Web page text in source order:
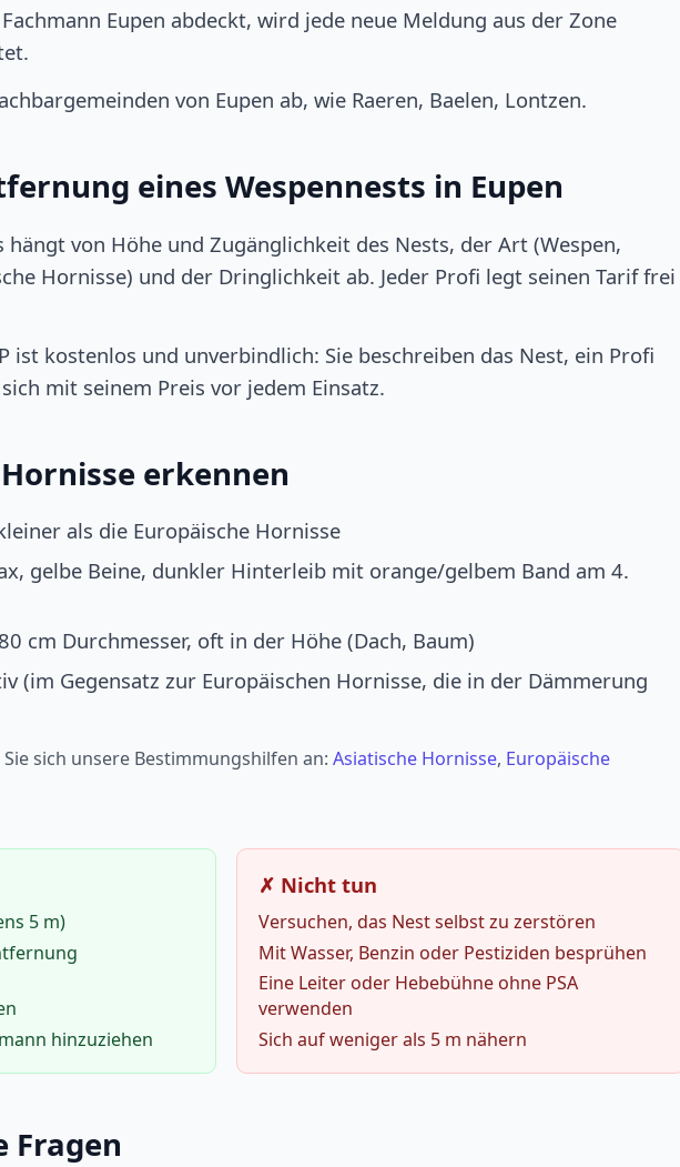
Eupen abdeckt, wird jede neue Meldung aus der Zone
von Eupen ab, wie Raeren, Baelen, Lontzen.
eines Wespennests in Eupen
hängt von Höhe und Zugänglichkeit des Nests, der Art (Wespen,
Hornisse) und der Dringlichkeit ab. Jeder Profi legt seinen Tarif frei
ist kostenlos und unverbindlich: Sie beschreiben das Nest, ein Profi
mit seinem Preis vor jedem Einsatz.
erkennen
als die Europäische Hornisse
gelbe Beine, dunkler Hinterleib mit orange/gelbem Band am 4.
cm Durchmesser, oft in der Höhe (Dach, Baum)
(im Gegensatz zur Europäischen Hornisse, die in der Dämmerung
sich unsere Bestimmungshilfen an: Asiatische Hornisse, Europäische
5 m)
hinzuziehen
✗ Nicht tun
Versuchen, das Nest selbst zu zerstören
Mit Wasser, Benzin oder Pestiziden besprühen
Eine Leiter oder Hebebühne ohne PSA
verwenden
Sich auf weniger als 5 m nähern
Fragen